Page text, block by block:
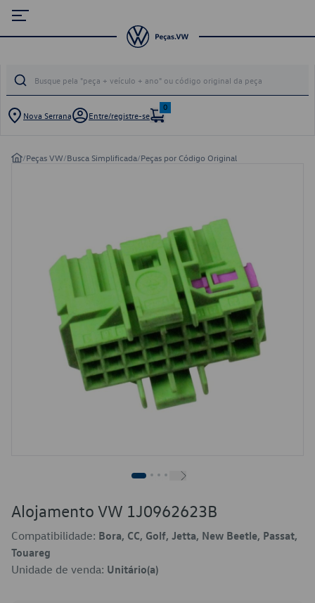
Nova Serrana Entre/registre-se
0
/Peças VW/Busca Simplificada/Peças por Código Original
Alojamento VW 1J0962623B
Compatibilidade: Bora, CC, Golf, Jetta, New Beetle, Passat,
Touareg
Unidade de venda: Unitário(a)